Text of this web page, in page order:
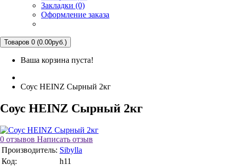
Закладки (0)
Оформление заказа
Товаров 0 (0.00руб.)
Ваша корзина пуста!
Соус HEINZ Сырный 2кг
Соус HEINZ Сырный 2кг
0 отзывов Написать отзыв
Производитель: Sibylla
Код:
h11